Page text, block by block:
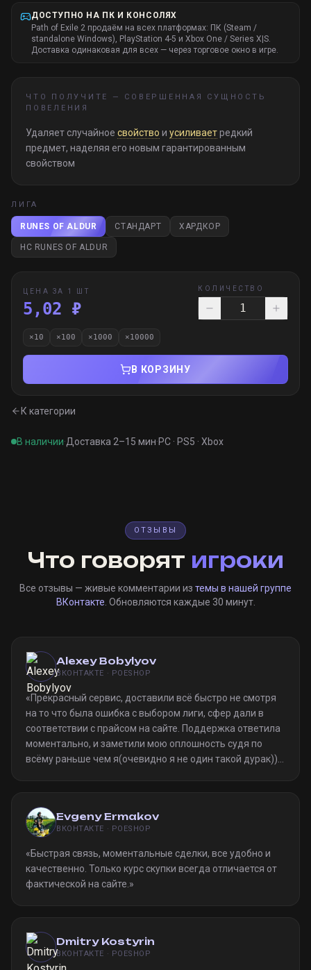
ДОСТУПНО НА ПК И КОНСОЛЯХ
Path of Exile 2 продаём на всех платформах: ПК (Steam /
standalone Windows), PlayStation 4-5 и Xbox One / Series X|S.
Доставка одинаковая для всех — через торговое окно в игре.
ЧТО ПОЛУЧИТЕ — СОВЕРШЕННАЯ СУЩНОСТЬ
ПОВЕЛЕНИЯ
Удаляет случайное свойство и усиливаетредкий
предмет, наделяя его новым гарантированным
свойством
ЛИГА
RUNES OF ALDUR СТАНДАРТ ХАРДКОР
HC RUNES OF ALDUR
ЦЕНА ЗА 1 ШТ
5,02 ₽
КОЛИЧЕСТВО
×10 ×100 ×1000 ×10000
В КОРЗИНУ
К категории
В наличии·Доставка 2–15 мин·PC · PS5 · Xbox
ОТЗЫВЫ
Что говорят игроки
Все отзывы — живые комментарии из темы в нашей группе
ВКонтакте . Обновляются каждые 30 минут.
Alexey Bobylyov
ВКОНТАКТЕ · POESHOP
«Прекрасный сервис, доставили всё быстро не смотря
на то что была ошибка с выбором лиги, сфер дали в
соответствии с прайсом на сайте. Поддержка ответила
моментально, и заметили мою оплошность судя по
всёму раньше чем я(очевидно я не один такой дурак)).
Evgeny Ermakov
ВКОНТАКТЕ · POESHOP
«Быстрая связь, моментальные сделки, все удобно и
качественно. Только курс скупки всегда отличается от
фактической на сайте. »
Dmitry Kostyrin
ВКОНТАКТЕ · POESHOP